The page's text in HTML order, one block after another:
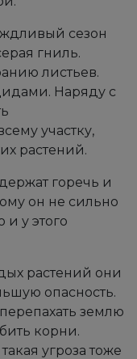
сезон
гниль.
листьев.
Наряду с
участку,
растений.
горечь и
он не сильно
у этого
растений они
опасность.
землю
корни.
угроза тоже